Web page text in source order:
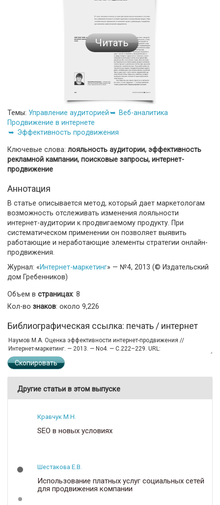
Читать
Темы: Управление аудиторией
Веб-аналитика
Продвижение в интернете
Эффективность продвижения
Ключевые слова: лояльность аудитории, эффективность
рекламной кампании, поисковые запросы, интернет-
продвижение
Аннотация
В статье описывается метод, который дает маркетологам
возможность отслеживать изменения лояльности
интернет-аудитории к продвигаемому продукту. При
систематическом применении он позволяет выявить
работающие и неработающие элементы стратегии онлайн-
продвижения.
Журнал: «Интернет-маркетинг» — №4, 2013 (© Издательский
дом Гребенников)
Объем в страницах: 8
Кол-во знаков: около 9,226
Библиографическая ссылка: печать / интернет
Скопировать
Другие статьи в этом выпуске
Кравчук М.Н.
SEO в новых условиях
Шестакова Е.В.
Использование платных услуг социальных сетей
для продвижения компании